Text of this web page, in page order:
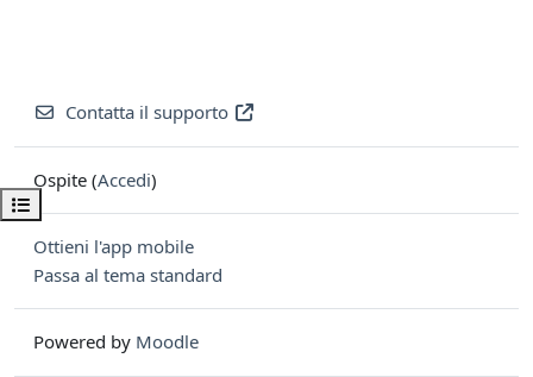
Apri indice del corso
Contatta il supporto
Ospite (Accedi)
Ottieni l'app mobile
Passa al tema standard
Powered by Moodle